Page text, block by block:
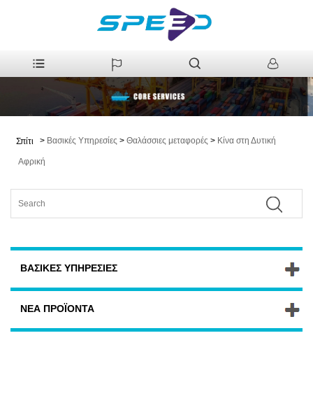
Σπίτι > Βασικές Υπηρεσίες > Θαλάσσιες μεταφορές > Κίνα στη Δυτική
Αφρική
ΒΑΣΙΚΈΣ ΥΠΗΡΕΣΊΕΣ
ΝΈΑ ΠΡΟΪΌΝΤΑ